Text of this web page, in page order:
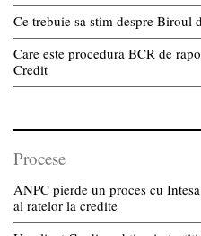
Ce trebuie sa stim despre Biroul
Care este procedura BCR de
Credit
Procese
ANPC pierde un proces cu
al ratelor la credite